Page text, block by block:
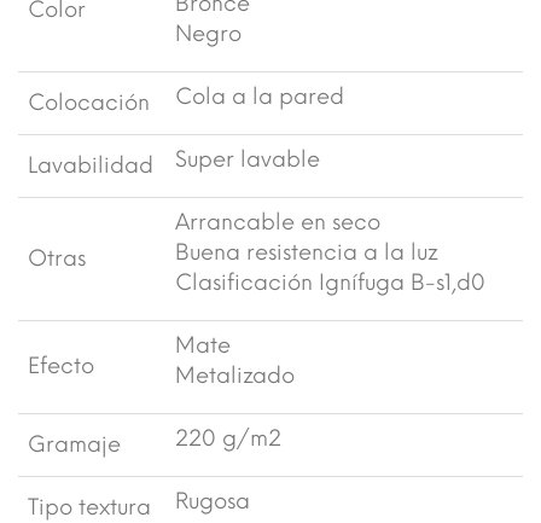
Color
Negro
Colocación Cola a la pared
Lavabilidad Super lavable
Otras
Arrancable en seco
Buena resistencia a la luz
Clasificación Ignífuga B-s1,d0
Efecto
Mate
Metalizado
Gramaje 220 g/m2
Tipo textura Rugosa